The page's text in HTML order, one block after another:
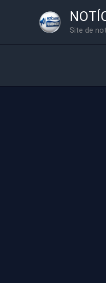
Site de